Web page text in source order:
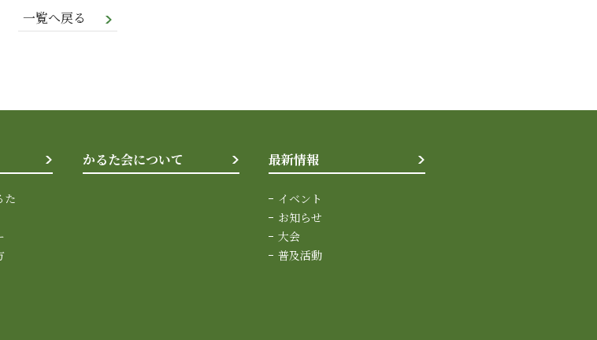
一覧へ戻る
た
かるた会について 最新情報
イベント
お知らせ
大会
普及活動